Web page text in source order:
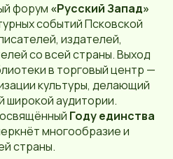
форум «Русский Запад»
событий Псковской
издателей,
со всей страны. Выход
в торговый центр —
культуры, делающий
широкой аудитории.
Году единства
многообразие и
страны.